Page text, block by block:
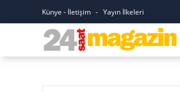
Künye - İletişim Yayın İlkeleri